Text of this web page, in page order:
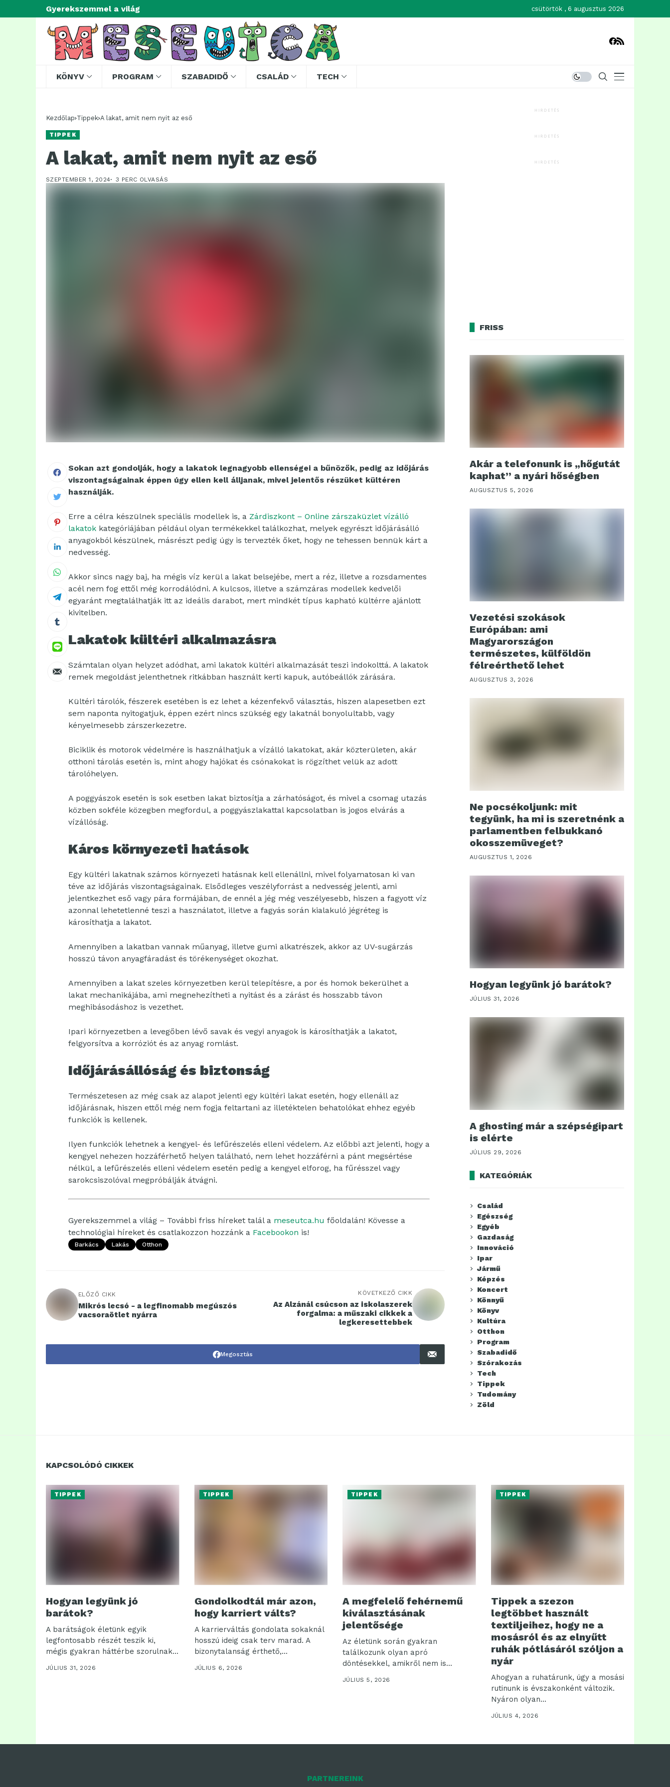
Gyerekszemmel a világ csütörtök , 6 augusztus 2026
KÖNYV PROGRAM SZABADIDŐ CSALÁD TECH
Kezdőlap Tippek A lakat, amit nem nyit az eső
TIPPEK
A lakat, amit nem nyit az eső
SZEPTEMBER 1, 2024 3 PERC OLVASÁS
Sokan azt gondolják, hogy a lakatok legnagyobb ellenségei a bűnözők, pedig az időjárás
viszontagságainak éppen úgy ellen kell álljanak, mivel jelentős részüket kültéren
használják.
Erre a célra készülnek speciális modellek is, a Zárdiszkont – Online zárszaküzlet vízálló
lakatok kategóriájában például olyan termékekkel találkozhat, melyek egyrészt időjárásálló
anyagokból készülnek, másrészt pedig úgy is tervezték őket, hogy ne tehessen bennük kárt a
nedvesség.
Akkor sincs nagy baj, ha mégis víz kerül a lakat belsejébe, mert a réz, illetve a rozsdamentes
acél nem fog ettől még korrodálódni. A kulcsos, illetve a számzáras modellek kedvelői
egyaránt megtalálhatják itt az ideális darabot, mert mindkét típus kapható kültérre ajánlott
kivitelben.
Lakatok kültéri alkalmazásra
Számtalan olyan helyzet adódhat, ami lakatok kültéri alkalmazását teszi indokolttá. A lakatok
remek megoldást jelenthetnek ritkábban használt kerti kapuk, autóbeállók zárására.
Kültéri tárolók, fészerek esetében is ez lehet a kézenfekvő választás, hiszen alapesetben ezt
sem naponta nyitogatjuk, éppen ezért nincs szükség egy lakatnál bonyolultabb, vagy
kényelmesebb zárszerkezetre.
Biciklik és motorok védelmére is használhatjuk a vízálló lakatokat, akár közterületen, akár
otthoni tárolás esetén is, mint ahogy hajókat és csónakokat is rögzíthet velük az adott
tárolóhelyen.
A poggyászok esetén is sok esetben lakat biztosítja a zárhatóságot, és mivel a csomag utazás
közben sokféle közegben megfordul, a poggyászlakattal kapcsolatban is jogos elvárás a
vízállóság.
Káros környezeti hatások
Egy kültéri lakatnak számos környezeti hatásnak kell ellenállni, mivel folyamatosan ki van
téve az időjárás viszontagságainak. Elsődleges veszélyforrást a nedvesség jelenti, ami
jelentkezhet eső vagy pára formájában, de ennél a jég még veszélyesebb, hiszen a fagyott víz
azonnal lehetetlenné teszi a használatot, illetve a fagyás során kialakuló jégréteg is
károsíthatja a lakatot.
Amennyiben a lakatban vannak műanyag, illetve gumi alkatrészek, akkor az UV-sugárzás
hosszú távon anyagfáradást és törékenységet okozhat.
Amennyiben a lakat szeles környezetben kerül telepítésre, a por és homok bekerülhet a
lakat mechanikájába, ami megnehezítheti a nyitást és a zárást és hosszabb távon
meghibásodáshoz is vezethet.
Ipari környezetben a levegőben lévő savak és vegyi anyagok is károsíthatják a lakatot,
felgyorsítva a korróziót és az anyag romlást.
Időjárásállóság és biztonság
Természetesen az még csak az alapot jelenti egy kültéri lakat esetén, hogy ellenáll az
időjárásnak, hiszen ettől még nem fogja feltartani az illetéktelen behatolókat ehhez egyéb
funkciók is kellenek.
Ilyen funkciók lehetnek a kengyel- és lefűrészelés elleni védelem. Az előbbi azt jelenti, hogy a
kengyel nehezen hozzáférhető helyen található, nem lehet hozzáférni a pánt megsértése
nélkül, a lefűrészelés elleni védelem esetén pedig a kengyel elforog, ha fűrésszel vagy
sarokcsiszolóval megpróbálják átvágni.
Gyerekszemmel a világ – További friss híreket talál a meseutca.hu főoldalán! Kövesse a
technológiai híreket és csatlakozzon hozzánk a Facebookon is!
Barkács Lakás Otthon
ELŐZŐ CIKK
Mikrós lecsó - a legfinomabb megúszós
vacsoraötlet nyárra
KÖVETKEZŐ CIKK
Az Alzánál csúcson az iskolaszerek
forgalma: a műszaki cikkek a
legkeresettebbek
Megosztás
HIRDETÉS
HIRDETÉS
HIRDETÉS
FRISS
Akár a telefonunk is „hőgutát
kaphat” a nyári hőségben
AUGUSZTUS 5, 2026
Vezetési szokások
Európában: ami
Magyarországon
természetes, külföldön
félreérthető lehet
AUGUSZTUS 3, 2026
Ne pocsékoljunk: mit
tegyünk, ha mi is szeretnénk a
parlamentben felbukkanó
okosszemüveget?
AUGUSZTUS 1, 2026
Hogyan legyünk jó barátok?
JÚLIUS 31, 2026
A ghosting már a szépségipart
is elérte
JÚLIUS 29, 2026
KATEGÓRIÁK
Család
Egészség
Egyéb
Gazdaság
Innováció
Ipar
Jármű
Képzés
Koncert
Könnyű
Könyv
Kultúra
Otthon
Program
Szabadidő
Szórakozás
Tech
Tippek
Tudomány
Zöld
KAPCSOLÓDÓ CIKKEK
TIPPEK
Hogyan legyünk jó
barátok?
A barátságok életünk egyik
legfontosabb részét teszik ki,
mégis gyakran háttérbe szorulnak...
JÚLIUS 31, 2026
TIPPEK
Gondolkodtál már azon,
hogy karriert válts?
A karrierváltás gondolata sokaknál
hosszú ideig csak terv marad. A
bizonytalanság érthető,...
JÚLIUS 6, 2026
TIPPEK
A megfelelő fehérnemű
kiválasztásának
jelentősége
Az életünk során gyakran
találkozunk olyan apró
döntésekkel, amikről nem is
gondolnánk,...
JÚLIUS 5, 2026
TIPPEK
Tippek a szezon
legtöbbet használt
textiljeihez, hogy ne a
mosásról és az elnyűtt
ruhák pótlásáról szóljon a
nyár
Ahogyan a ruhatárunk, úgy a mosási
rutinunk is évszakonként változik.
Nyáron olyan...
JÚLIUS 4, 2026
PARTNEREINK